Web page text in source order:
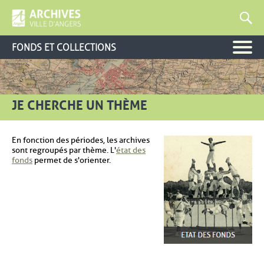
FONDS ET COLLECTIONS
JE CHERCHE UN THÈME
En fonction des périodes, les archives
sont regroupés par thème. L'état des
fonds, Ouvre une nouvelle fenêtre
permet de s'orienter.